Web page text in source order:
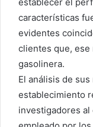
características
evidentes
clientes que, ese
gasolinera.
El análisis de
establecimiento
investigadores